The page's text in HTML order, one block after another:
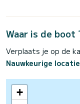
Waar is de boot
Verplaats je op de
Nauwkeurige
+